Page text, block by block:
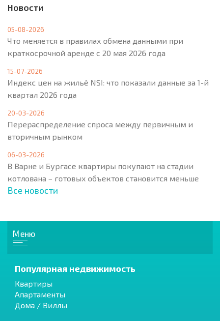
Новости
05-08-2026
Что меняется в правилах обмена данными при
краткосрочной аренде с 20 мая 2026 года
15-07-2026
Индекс цен на жильё NSI: что показали данные за 1-й
квартал 2026 года
20-03-2026
Перераспределение спроса между первичным и
вторичным рынком
06-03-2026
В Варне и Бургасе квартиры покупают на стадии
котлована – готовых объектов становится меньше
Все новости
Меню
Популярная недвижимость
Квартиры
Апартаменты
Дома / Виллы